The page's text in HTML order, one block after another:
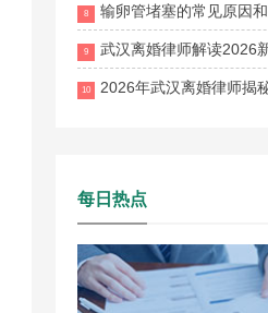
8 输卵管堵塞的常见原因
9 武汉离婚律师解读2026
10 2026年武汉离婚律师揭
每日热点